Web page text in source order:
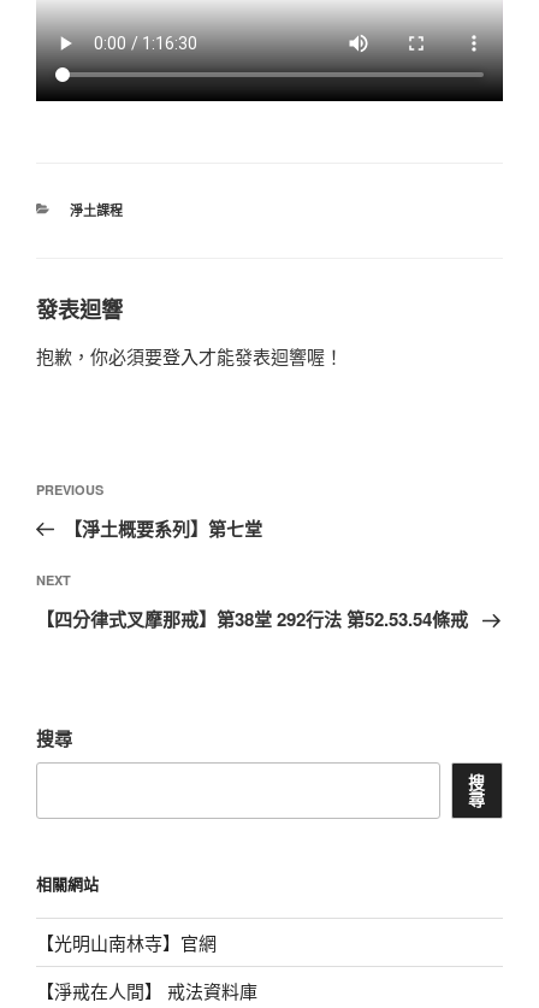
CATEGORIES
淨土課程
發表迴響
抱歉，你必須要登入才能發表迴響喔！
導
覽
Previous
Post
PREVIOUS
【淨土概要系列】第七堂
Next
Post
NEXT
【四分律式叉摩那戒】第38堂 292行法 第52.53.54條戒
搜尋
搜
尋
相關網站
【光明山南林寺】官網
【淨戒在人間】 戒法資料庫